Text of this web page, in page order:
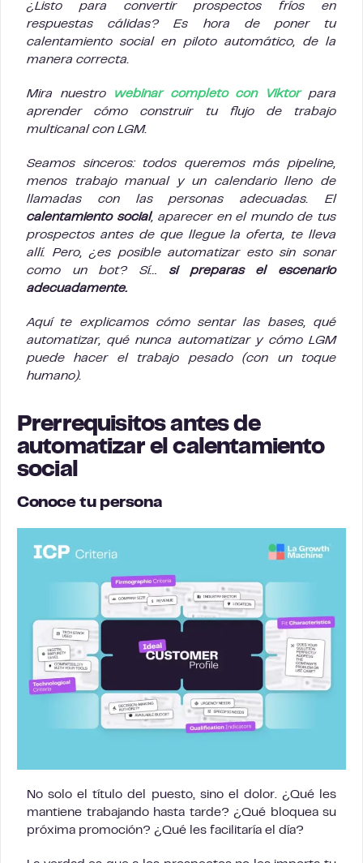
¿Listo para convertir prospectos fríos en
respuestas cálidas? Es hora de poner tu
calentamiento social en piloto automático, de la
manera correcta.
Mira nuestro webinar completo con Viktorpara
aprender cómo construir tu flujo de trabajo
multicanal con LGM.
Seamos sinceros: todos queremos más pipeline,
menos trabajo manual y un calendario lleno de
llamadas con las personas adecuadas. El
calentamiento social, aparecer en el mundo de tus
prospectos antes de que llegue la oferta, te lleva
allí. Pero, ¿es posible automatizar esto sin sonar
como un bot? Sí… si preparas el escenario
adecuadamente.
Aquí te explicamos cómo sentar las bases, qué
automatizar, qué nunca automatizar y cómo LGM
puede hacer el trabajo pesado (con un toque
humano).
Prerrequisitos antes de
automatizar el calentamiento
social
Conoce tu persona
No solo el título del puesto, sino el dolor. ¿Qué les
mantiene trabajando hasta tarde? ¿Qué bloquea su
próxima promoción? ¿Qué les facilitaría el día?